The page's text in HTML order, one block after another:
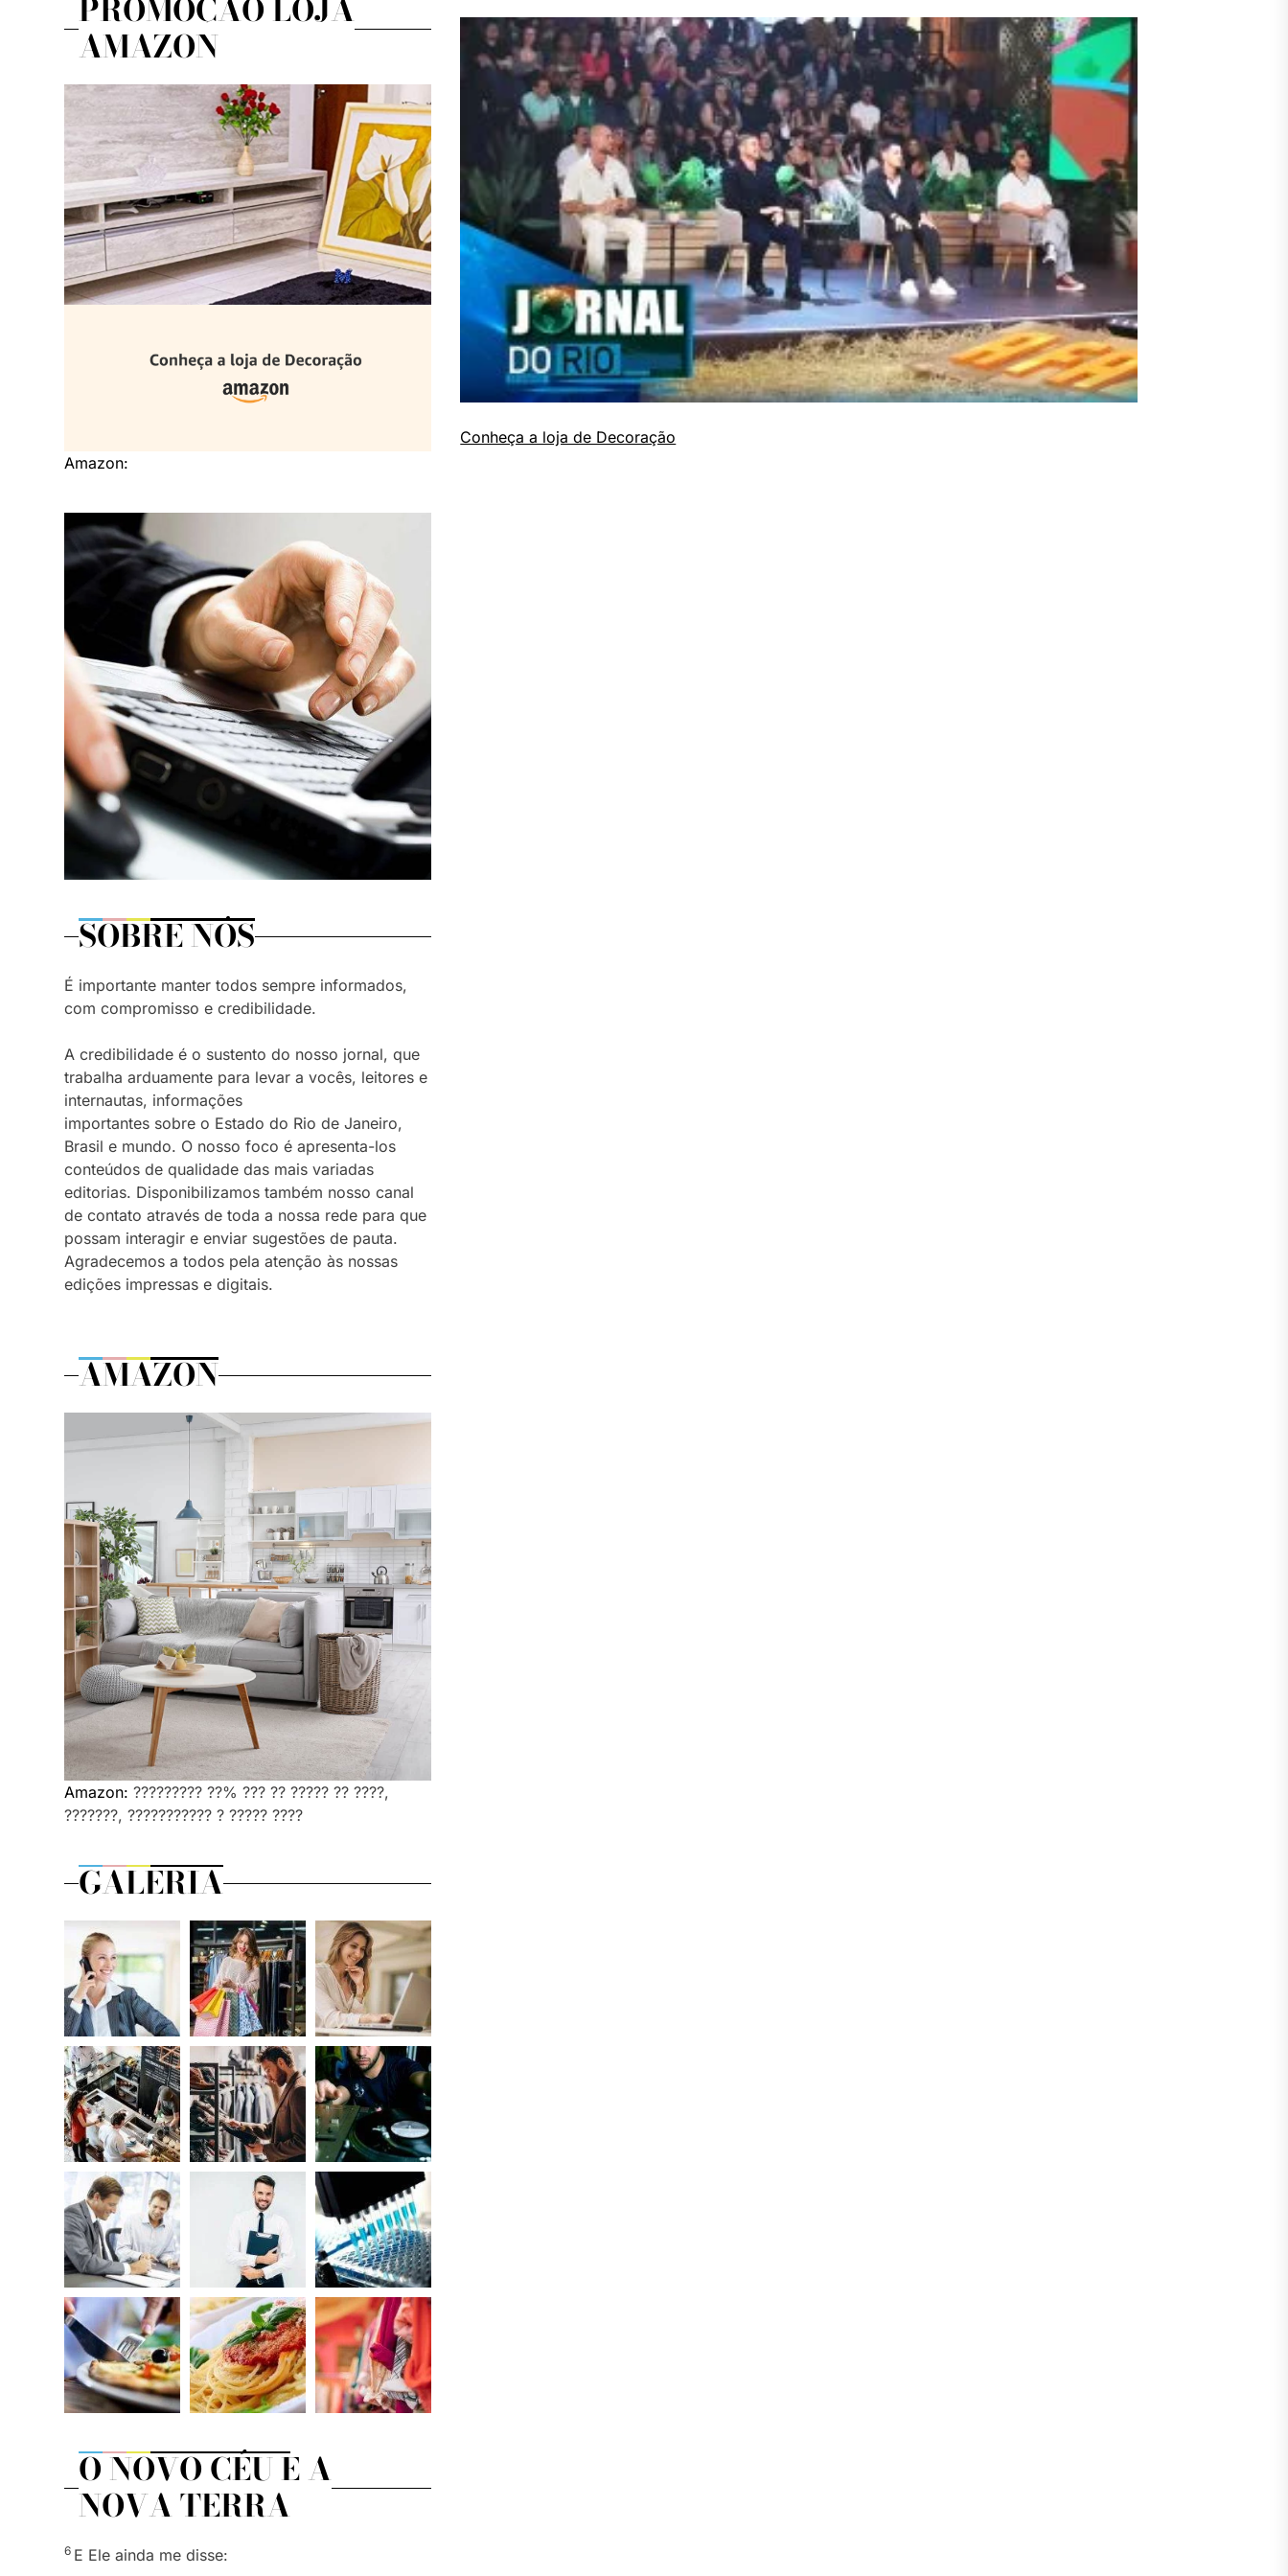
Conheça a loja de Decoração
PROMOÇÃO LOJA
AMAZON
Amazon:
SOBRE NÓS
É importante manter todos sempre informados,
com compromisso e credibilidade.
A credibilidade é o sustento do nosso jornal, que
trabalha arduamente para levar a vocês, leitores e
internautas, informações
importantes sobre o Estado do Rio de Janeiro,
Brasil e mundo. O nosso foco é apresenta-los
conteúdos de qualidade das mais variadas
editorias. Disponibilizamos também nosso canal
de contato através de toda a nossa rede para que
possam interagir e enviar sugestões de pauta.
Agradecemos a todos pela atenção às nossas
edições impressas e digitais.
AMAZON
Amazon: ????????? ??% ??? ?? ????? ?? ????,
???????, ??????????? ? ????? ????
GALERIA
O NOVO CÉU E A
NOVA TERRA
6 E Ele ainda me disse: